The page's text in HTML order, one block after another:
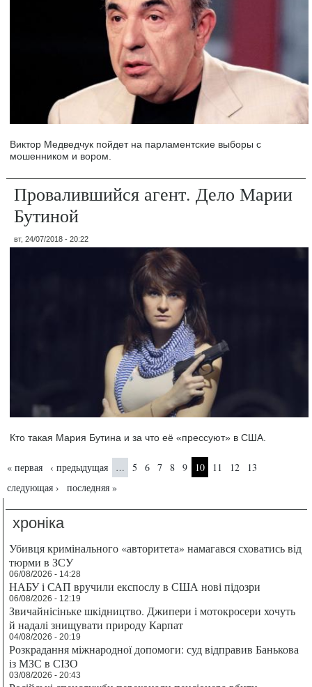
Виктор Медведчук пойдет на парламентские выборы с
мошенником и вором.
Провалившийся агент. Дело Марии
Бутиной
вт, 24/07/2018 - 20:22
Кто такая Мария Бутина и за что её «прессуют» в США.
Страницы
« первая ‹ предыдущая … 5 6 7 8 9 10 11 12
13
следующая ›
последняя »
хроніка
Убивця кримінального «авторитета» намагався сховатись від
тюрми в ЗСУ
06/08/2026 - 14:28
НАБУ і САП вручили експослу в США нові підозри
06/08/2026 - 12:19
Звичайнісіньке шкідництво. Джипери і мотокросери хочуть
й надалі знищувати природу Карпат
04/08/2026 - 20:19
Розкрадання міжнародної допомоги: суд відправив Банькова
із МЗС в СІЗО
03/08/2026 - 20:43